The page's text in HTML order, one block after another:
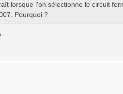
lorsque l'on sélectionne le circuit
Pourquoi ?